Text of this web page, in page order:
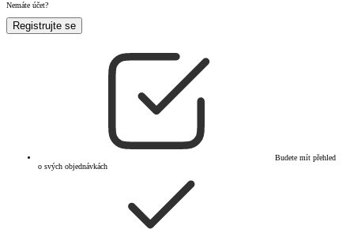
Nemáte účet?
Registrujte se
Budete mít přehled
o svých objednávkách